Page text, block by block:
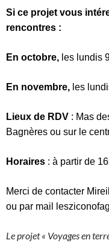
Si ce projet vous
rencontres :
En octobre, les lundis
En novembre, les
Lieux de RDV : Mas
Bagnères ou sur le
Horaires : à partir de
Merci de contacter
ou par mail
Le projet « Voyages en